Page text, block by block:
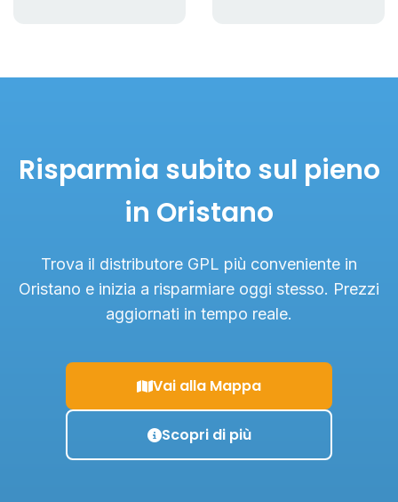
Risparmia subito sul pieno
in Oristano
Trova il distributore GPL più conveniente in
Oristano e inizia a risparmiare oggi stesso. Prezzi
aggiornati in tempo reale.
Vai alla Mappa
Scopri di più